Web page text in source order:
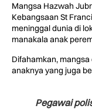
Mangsa Hazwah
Kebangsaan St
meninggal dunia di
manakala anak
Difahamkan,
anaknya yang juga
Pegawai